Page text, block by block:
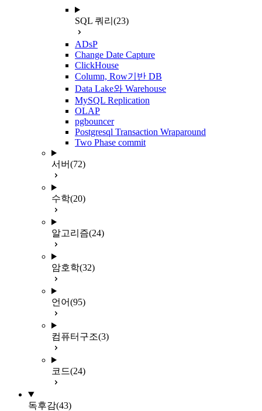
SQL 쿼리 (23)
ADsP
Change Date Capture
ClickHouse
Column, Row기반 DB
Data Lake와 Warehouse
MySQL Replication
OLAP
pgbouncer
Postgresql Transaction Wraparound
Two Phase commit
서버(72)
수학(20)
알고리즘(24)
암호학(32)
언어(95)
컴퓨터구조(3)
코드(24)
독후감(43)